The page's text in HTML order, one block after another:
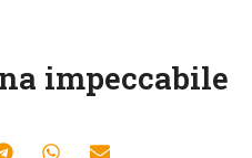
impeccabile